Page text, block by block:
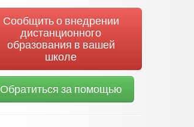
Сообщить о внедрении
дистанционного
образования в вашей
школе
Обратиться за помощью